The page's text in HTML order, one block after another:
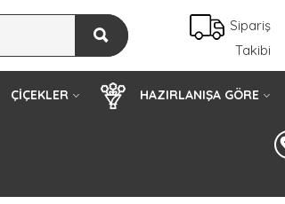
Sipariş
Takibi
ÇİÇEKLER HAZIRLANIŞA GÖRE